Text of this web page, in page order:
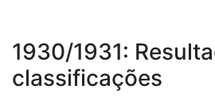
1930/1931:
classificações